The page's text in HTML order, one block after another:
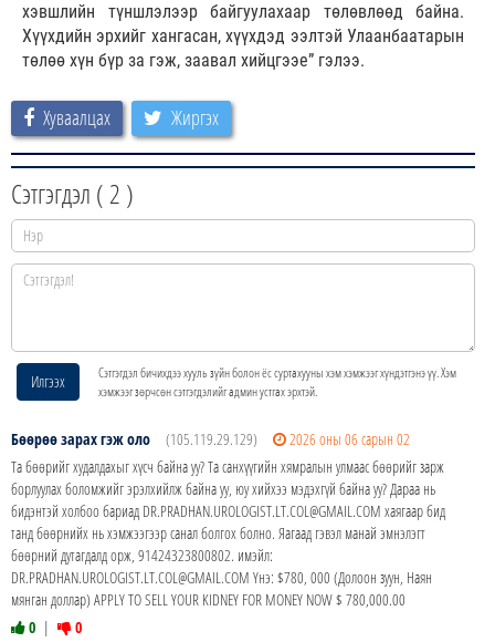
хэвшлийн түншлэлээр байгуулахаар төлөвлөөд байна.
Хүүхдийн эрхийг хангасан, хүүхдэд ээлтэй Улаанбаатарын
төлөө хүн бүр за гэж, заавал хийцгээе” гэлээ.
Хуваалцах Жиргэх
Сэтгэгдэл (2 )
Илгээх
Сэтгэгдэл бичихдээ хууль зүйн болон ёс суртахууны хэм хэмжээг хүндэтгэнэ үү. Хэм
хэмжээг зөрчсөн сэтгэгдэлийг админ устгах эрхтэй.
Бөөрөө зарах гэж оло (105.119.29.129)
2026 оны 06 сарын 02
Та бөөрийг худалдахыг хүсч байна уу? Та санхүүгийн хямралын улмаас бөөрийг зарж
борлуулах боломжийг эрэлхийлж байна уу, юу хийхээ мэдэхгүй байна уу? Дараа нь
бидэнтэй холбоо бариад DR.PRADHAN.UROLOGIST.LT.COL@GMAIL.COM хаягаар бид
танд бөөрнийх нь хэмжээгээр санал болгох болно. Яагаад гэвэл манай эмнэлэгт
бөөрний дутагдалд орж, 91424323800802. имэйл:
DR.PRADHAN.UROLOGIST.LT.COL@GMAIL.COM Yнэ: $780, 000 (Долоон зуун, Наян
мянган доллар) APPLY TO SELL YOUR KIDNEY FOR MONEY NOW $ 780,000.00
0 | 0